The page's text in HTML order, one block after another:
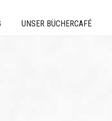
UNSER BÜCHERCAFÉ